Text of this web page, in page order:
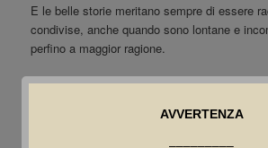
E le belle storie meritano sempre di essere
condivise, anche quando sono lontane e
perfino a maggior ragione.
L’accettazione dei testi è a insindacabile
redazione in funzione delle necessità di
AVVERTENZA